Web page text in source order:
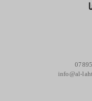
info@al-